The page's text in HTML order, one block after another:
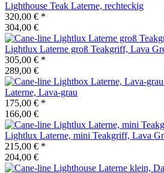
Lighthouse Teak Laterne, rechteckig
320,00 € *
304,00 €
Lightlux Laterne groß Teakgriff, Lava
305,00 € *
289,00 €
Laterne, Lava-grau
175,00 € *
166,00 €
Lightlux Laterne, mini Teakgriff, Lava
215,00 € *
204,00 €